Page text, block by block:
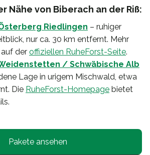
Nähe von Biberach an der Riß:
Riedlingen – ruhiger
nur ca. 30 km entfernt. Mehr
der offiziellen RuheForst-Seite.
/ Schwäbische Alb
Lage in urigem Mischwald, etwa
Die RuheForst-Homepage bietet
Pakete ansehen